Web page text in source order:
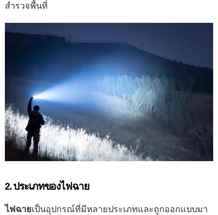
สำรวจพื้นที่
2. ประเภทของไฟฉาย
ไฟฉายเป็นอุปกรณ์ที่มีหลายประเภทและถูกออกแบบมา